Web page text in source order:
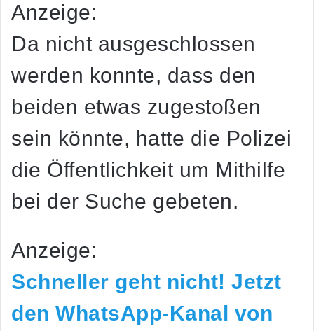
Anzeige:
Da nicht ausgeschlossen
werden konnte, dass den
beiden etwas zugestoßen
sein könnte, hatte die Polizei
die Öffentlichkeit um Mithilfe
bei der Suche gebeten.
Anzeige:
Schneller geht nicht! Jetzt
den WhatsApp-Kanal von